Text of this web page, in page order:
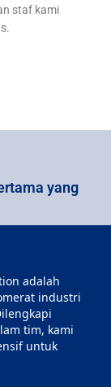
staf kami
yang
adalah
industri
tim, kami
untuk